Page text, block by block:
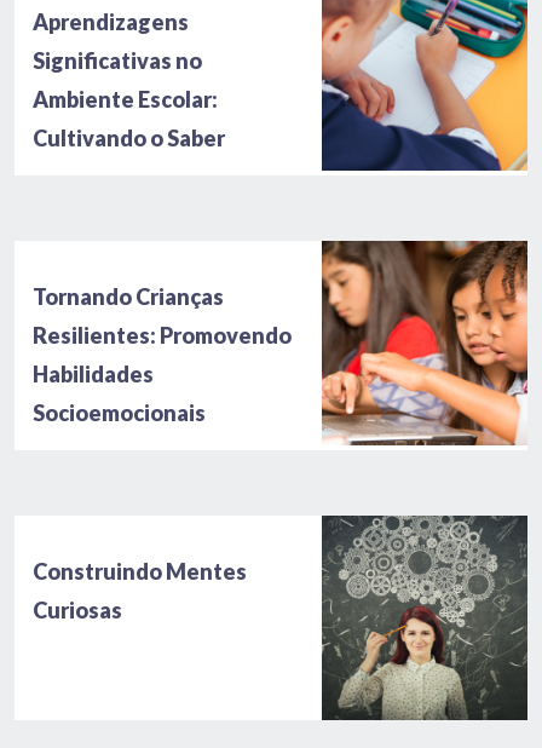
Aprendizagens
Significativas no
Ambiente Escolar:
Cultivando o Saber
Tornando Crianças
Resilientes: Promovendo
Habilidades
Socioemocionais
Construindo Mentes
Curiosas